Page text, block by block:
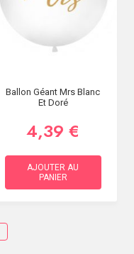
Ballon Géant Mrs Blanc
Et Doré
4,39 €
AJOUTER AU
PANIER